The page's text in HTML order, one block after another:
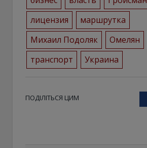
лицензия
маршрутка
Михаил Подоляк
Омелян
транспорт
Украина
ПОДІЛІТЬСЯ ЦИМ